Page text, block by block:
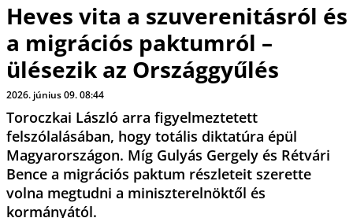
Heves vita a szuverenitásról és
a migrációs paktumról –
ülésezik az Országgyűlés
2026. június 09. 08:44
Toroczkai László arra figyelmeztetett
felszólalásában, hogy totális diktatúra épül
Magyarországon. Míg Gulyás Gergely és Rétvári
Bence a migrációs paktum részleteit szerette
volna megtudni a miniszterelnöktől és
kormányától.